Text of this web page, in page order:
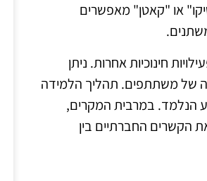
או "קאטן" מאפשרים
חינוכיות אחרות. ניתן
של משתתפים. תהליך הלמידה
הנלמד. במרבית המקרים,
הקשרים החברתיים בין